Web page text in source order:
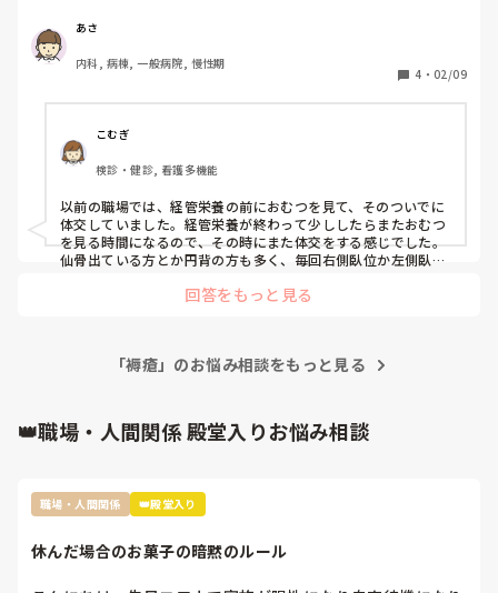
終わったあともギャッジで過ごしている時間が長く、仙骨の
褥瘡発生リスクが高くなっているのではと思っています。適
宜圧抜きはしていますが、体位の工夫などしてる方がいらし
あさ
内科, 病棟, 一般病院, 慢性期
4 ・ 02/09
こむぎ
検診・健診, 看護多機能
以前の職場では、経管栄養の前におむつを見て、そのついでに
体交していました。経管栄養が終わって少ししたらまたおむつ
を見る時間になるので、その時にまた体交をする感じでした。
仙骨出ている方とか円背の方も多く、毎回右側臥位か左側臥位
の分大転子部のリスクが高くなりますが、枕などをかませて褥
回答をもっと見る
「褥瘡」のお悩み相談をもっと見る
👑職場・人間関係 殿堂入りお悩み相談
職場・人間関係 👑殿堂入り
休んだ場合のお菓子の暗黙のルール